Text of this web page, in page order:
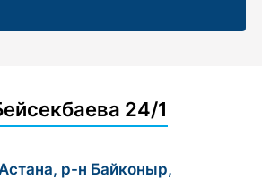
24/1
р-н Байконыр,